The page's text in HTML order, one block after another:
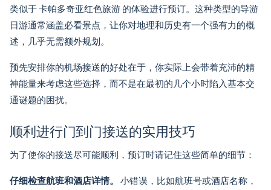
类似于卡帕多奇亚红色旅游的体验进行预订。这种类型的导游
日游通常涵盖必看景点，让你对地理和历史有一个强有力的概
述，几乎无需额外规划。
预先安排你的机场接送的好处在于，你实际上会带着充沛的精
神能量来考虑这些选择，而不是在最初的几个小时陷入基本交
通谜题的困扰。
顺利进行门到门接送的实用技巧
为了使你的接送尽可能顺利，预订时请记住这些简单的细节：
仔细检查航班和酒店详情。 小错误，比如航班号或酒店名称，